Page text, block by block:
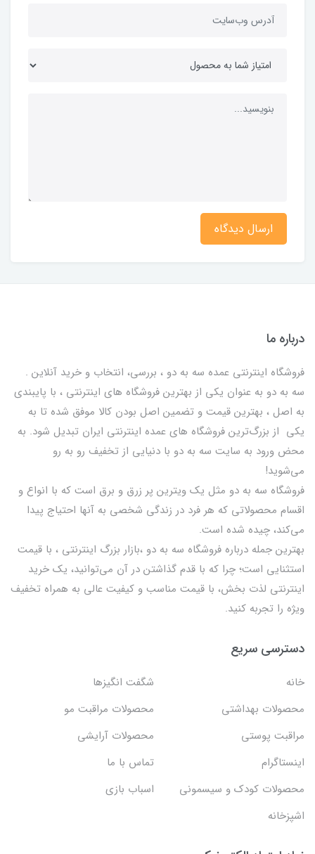
ارسال دیدگاه
درباره ما
فروشگاه اینترنتی عمده سه به دو ، بررسی، انتخاب و خرید آنلاین .
سه به دو به عنوان یکی از بهترين فروشگاه های اینترنتی ، با پایبندی
به اصل ، بهترين قيمت و تضمین اصل‌ بودن کالا موفق شده تا به
يكي از بزرگ‌ترين فروشگاه هاي عمده اینترنتی ایران تبدیل شود. به
محض ورود به سایت سه به دو با دنیایی از تخفيف رو به رو
می‌شوید!
فروشگاه سه به دو مثل یک ویترین پر زرق و برق است که با انواع و
اقسام محصولاتی که هر فرد در زندگی شخصی به آنها احتیاج پیدا
می‌کند، چیده شده است.
بهترين جمله درباره فروشگاه سه به دو ،بازار بزرگ اینترنتی ، با قيمت
استثنايي است؛ چرا که با قدم گذاشتن در آن می‌توانید، یک خرید
اینترنتی لذت بخش، با قیمت مناسب و کیفیت عالی به همراه تخفیف
ویژه را تجربه کنید.
دسترسی سریع
خانه
شگفت انگيزها
محصولات بهداشتي
محصولات مراقبت مو
مراقبت پوستی
محصولات آرایشی
اینستاگرام
تماس با ما
محصولات کودک و سیسمونی
اسباب بازی
اشپزخانه